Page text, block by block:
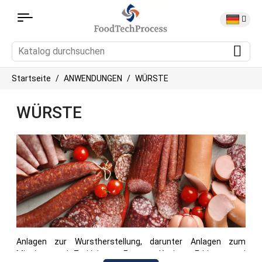
Startseite ANWENDUNGEN WÜRSTE
WÜRSTE
Anlagen zur Wurstherstellung, darunter Anlagen zum
Mischen und Zerkleinern, Formen, Kochen, Erhitzen und